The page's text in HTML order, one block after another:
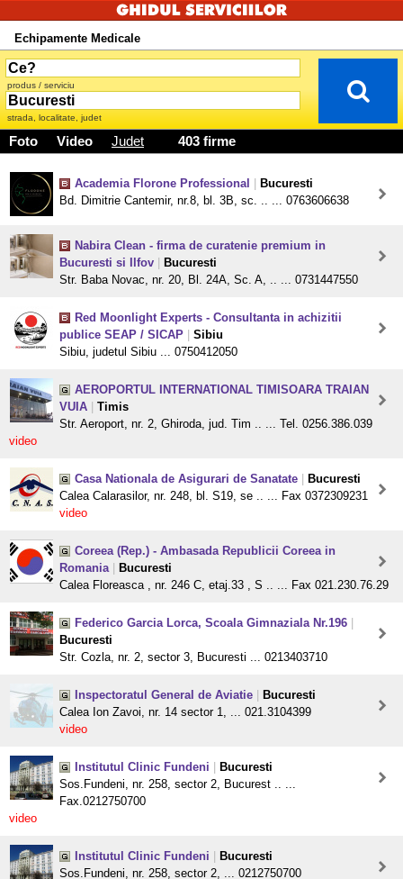
Echipamente Medicale
produs / serviciu
strada, localitate, judet
Foto Video Judet 403 firme
Academia Florone Professional
Bucuresti
Bd. Dimitrie Cantemir, nr.8, bl. 3B, sc. .. ... 0763606638
Nabira Clean - firma de curatenie premium in
Bucuresti si Ilfov
Bucuresti
Str. Baba Novac, nr. 20, Bl. 24A, Sc. A, .. ... 0731447550
Red Moonlight Experts - Consultanta in achizitii
publice SEAP / SICAP
Sibiu
Sibiu, judetul Sibiu ... 0750412050
AEROPORTUL INTERNATIONAL TIMISOARA TRAIAN
VUIA
Timis
Str. Aeroport, nr. 2, Ghiroda, jud. Tim .. ... Tel. 0256.386.039
video
Casa Nationala de Asigurari de Sanatate
Bucuresti
Calea Calarasilor, nr. 248, bl. S19, se .. ... Fax 0372309231
video
Coreea (Rep.) - Ambasada Republicii Coreea in
Romania
Bucuresti
Calea Floreasca , nr. 246 C, etaj.33 , S .. ... Fax 021.230.76.29
Federico Garcia Lorca, Scoala Gimnaziala Nr.196
Bucuresti
Str. Cozla, nr. 2, sector 3, Bucuresti ... 0213403710
Inspectoratul General de Aviatie
Bucuresti
Calea Ion Zavoi, nr. 14 sector 1, ... 021.3104399
video
Institutul Clinic Fundeni
Bucuresti
Sos.Fundeni, nr. 258, sector 2, Bucurest .. ...
Fax.0212750700
video
Institutul Clinic Fundeni
Bucuresti
Sos.Fundeni, nr. 258, sector 2, ... 0212750700